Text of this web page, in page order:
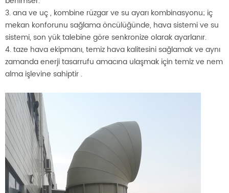
3. ana ve uç , kombine rüzgar ve su ayarı kombinasyonu; iç
mekan konforunu sağlama öncülüğünde, hava sistemi ve su
sistemi, son yük talebine göre senkronize olarak ayarlanır.
4. taze hava ekipmanı, temiz hava kalitesini sağlamak ve aynı
zamanda enerji tasarrufu amacına ulaşmak için temiz ve nem
alma işlevine sahiptir .